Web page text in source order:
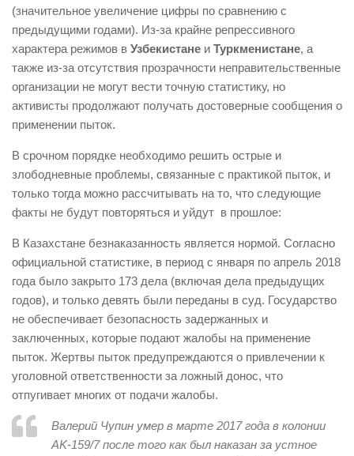
(значительное увеличение цифры по сравнению с
предыдущими годами). Из-за крайне репрессивного
характера режимов в Узбекистане и Туркменистане, а
также из-за отсутствия прозрачности неправительственные
организации не могут вести точную статистику, но
активисты продолжают получать достоверные сообщения о
применении пыток.
В срочном порядке необходимо решить острые и
злободневные проблемы, связанные с практикой пыток, и
только тогда можно рассчитывать на то, что следующие
факты не будут повторяться и уйдут в прошлое:
В Казахстане безнаказанность является нормой. Согласно
официальной статистике, в период с января по апрель 2018
года было закрыто 173 дела (включая дела предыдущих
годов), и только девять были переданы в суд. Государство
не обеспечивает безопасность задержанных и
заключенных, которые подают жалобы на применение
пыток. Жертвы пыток предупреждаются о привлечении к
уголовной ответственности за ложный донос, что
отпугивает многих от подачи жалобы.
Валерий Чупин умер в марте 2017 года в колонии
AK-159/7 после того как был наказан за устное